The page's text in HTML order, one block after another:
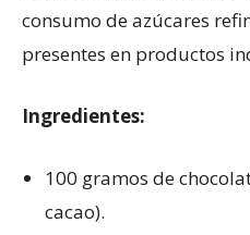
consumo de azúcares
presentes en productos
Ingredientes:
100 gramos de
cacao).